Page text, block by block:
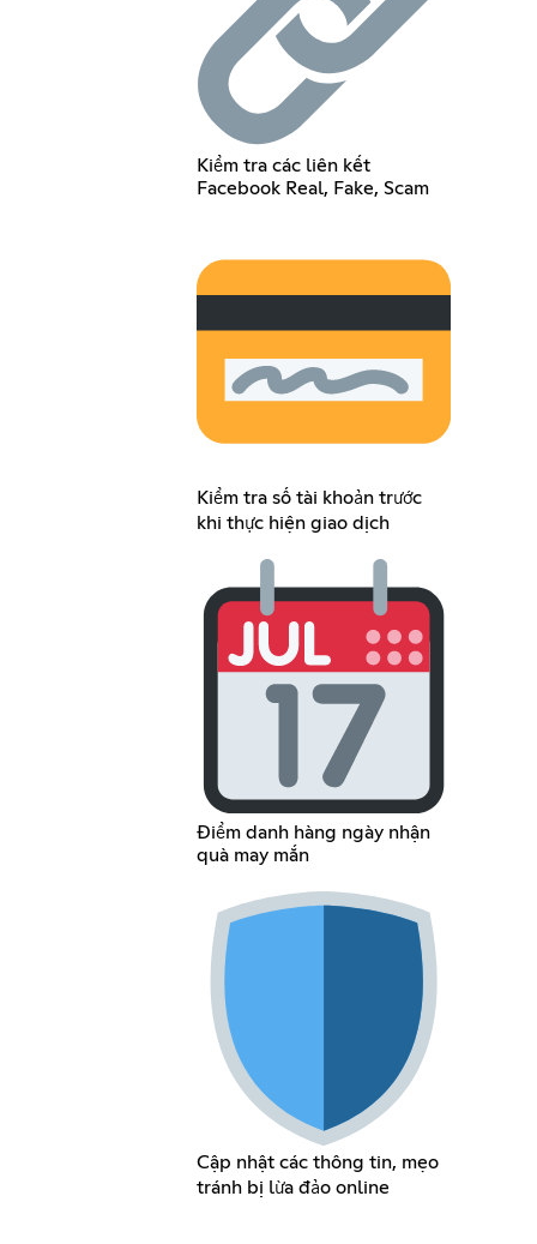
Kiểm tra các liên kết
Facebook Real, Fake, Scam
Kiểm tra số tài khoản trước
khi thực hiện giao dịch
Điểm danh hàng ngày nhận
quà may mắn
Cập nhật các thông tin, mẹo
tránh bị lừa đảo online